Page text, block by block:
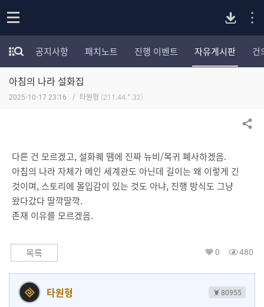
p
e
n
운
모
험
가
포
리
전
체
보
기
공지사항 패치노트 진행 이벤트 자유게시판 건
아침의 나라 설화집
2025-10-17 23:16 타원형 (211.44.*.32)
공유하기
다른 건 모르겠고, 설화퀘 땜에 진짜 뉴비/복귀 폐사하겠음.
아침의 나라 자체가 메인 세계관도 아닌데 길이는 왜 이렇게 긴
것이며, 스토리에 몰입감이 있는 것도 아냐, 진행 방식도 그냥
왔다갔다 딸깍딸깍.
존재 이유를 모르겠음.
목록 0 480
타원형 80955